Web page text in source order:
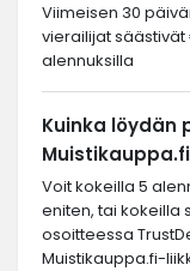
Viimeisen 30
vierailijat säästivät
alennuksilla
Kuinka löydän
Voit kokeilla 5
eniten, tai
osoitteessa
Muistikauppa.fi-